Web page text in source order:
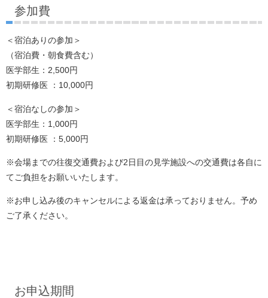
参加費
＜宿泊ありの参加＞
（宿泊費・朝食費含む）
医学部生：2,500円
初期研修医 ：10,000円
＜宿泊なしの参加＞
医学部生：1,000円
初期研修医 ：5,000円
※会場までの往復交通費および2日目の見学施設への交通費は各自に
てご負担をお願いいたします。
※お申し込み後のキャンセルによる返金は承っておりません。予め
ご了承ください。
お申込期間